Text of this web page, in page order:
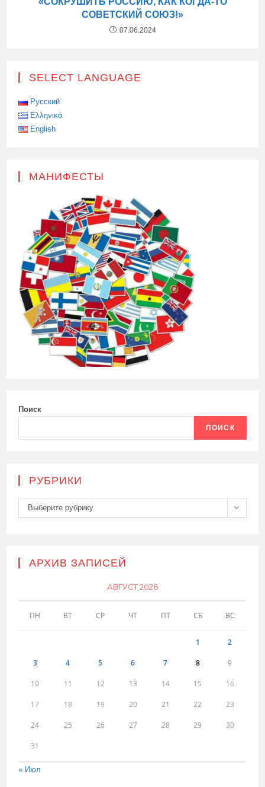
СОВЕТСКИЙ СОЮЗ!»
07.06.2024
SELECT LANGUAGE
Русский
Ελληνικά
English
МАНИФЕСТЫ
Поиск
ПОИСК
РУБРИКИ
Рубрики
Выберите рубрику
АРХИВ ЗАПИСЕЙ
АВГУСТ 2026
ПН ВТ СР ЧТ ПТ СБ ВС
1 2
3 4 5 6 7 8 9
10 11 12 13 14 15 16
17 18 19 20 21 22 23
24 25 26 27 28 29 30
31
« Июл